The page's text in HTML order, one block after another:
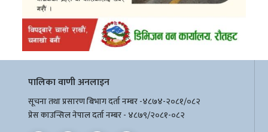
पालिका वाणी अनलाइन
सूचना तथा प्रसारण बिभाग दर्ता नम्बर -४८७४-२०८१/०८२
प्रेस काउन्सिल नेपाल दर्ता नम्बर - ४८७९/२०८१-०८२